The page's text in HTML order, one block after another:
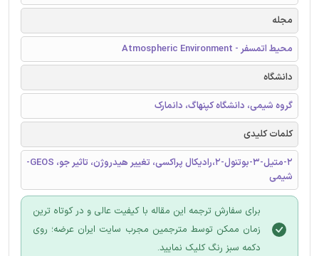
مجله
محیط اتمسفر - Atmospheric Environment
دانشگاه
گروه شیمی، دانشگاه کپنهاگ، دانمارک
کلمات کلیدی
2-متیل-3-بوتنول-2،رادیکال پراکسی، تغییر هیدروژن، تاثیر جو، GEOS-
شیمی
برای سفارش ترجمه این مقاله با کیفیت عالی و در کوتاه ترین
زمان ممکن توسط مترجمین مجرب سایت ایران عرضه؛ روی
دکمه سبز رنگ کلیک نمایید.